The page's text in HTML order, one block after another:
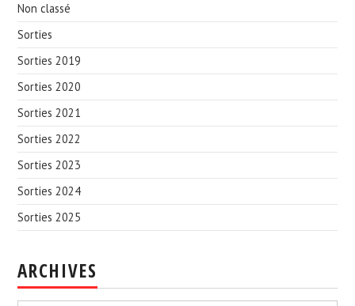
Non classé
Sorties
Sorties 2019
Sorties 2020
Sorties 2021
Sorties 2022
Sorties 2023
Sorties 2024
Sorties 2025
ARCHIVES